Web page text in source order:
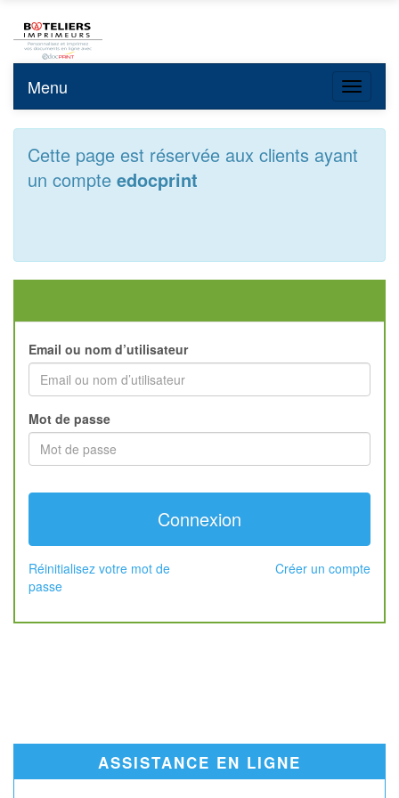
Toggle
Menu
Cette page est réservée aux clients ayant
un compte edocprint
Email ou nom d’utilisateur
Mot de passe
Réinitialisez votre mot de
passe
Créer un compte
ASSISTANCE EN LIGNE